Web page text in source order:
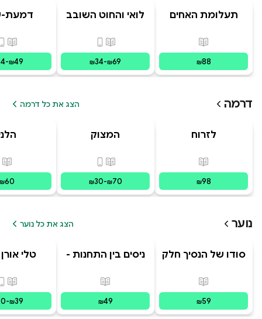
תעלומת האחים
פורמטים זמינים
מודפס
₪88
לואי והחוט השובב
המרחפים
פורמטים זמינים
מודפס,
₪34-₪69
-₪49
דרמה הצג את כל דרמה
לזרוח
פורמטים זמינים
מודפס
₪98
המצוק
פורמטים זמינים מודפס,
₪30-₪70
₪60
נוער הצג את כל נוער
סודו של הנסיך חלק
הנסתר
פורמטים זמינים
מודפס
₪59
ניסים בין התחנות -
האבוד
פורמטים זמינים
מודפס
₪49
טלי
-₪39